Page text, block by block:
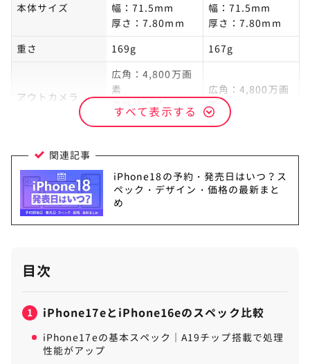
本体サイズ
幅：71.5mm
厚さ：7.80mm
幅：71.5mm
厚さ：7.80mm
重さ
169g 167g
アウトカメラ
広角：4,800万画
素
次世代のポートレ
ート
広角：4,800万画
素
すべて表示する
関連記事
iPhone18の予約・発売日はいつ？ス
ペック・デザイン・価格の最新まと
め
目次
1 iPhone17eとiPhone16eのスペック比較
iPhone17eの基本スペック｜A19チップ搭載で処理
性能がアップ